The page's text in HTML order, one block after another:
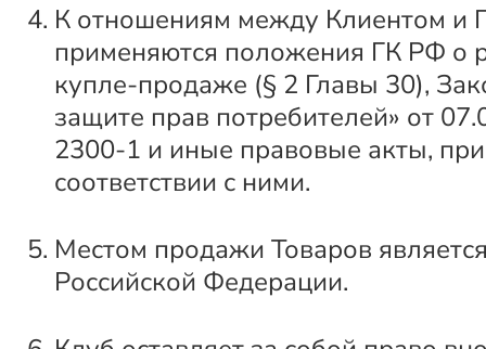
К отношениям между Клиентом и
применяются положения ГК РФ о
купле-продаже (§ 2 Главы 30),
защите прав потребителей» от
2300-1 и иные правовые акты,
соответствии с ними.
Местом продажи Товаров
Российской Федерации.